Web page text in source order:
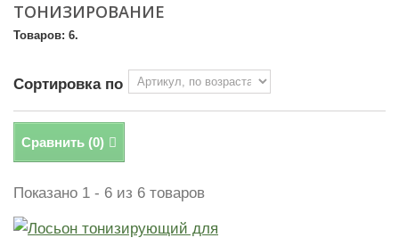
ТОНИЗИРОВАНИЕ
Товаров: 6.
Сортировка по
Сравнить (0)
Показано 1 - 6 из 6 товаров